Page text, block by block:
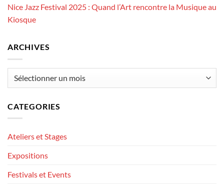
Nice Jazz Festival 2025 : Quand l’Art rencontre la Musique au
Kiosque
ARCHIVES
CATEGORIES
Ateliers et Stages
Expositions
Festivals et Events